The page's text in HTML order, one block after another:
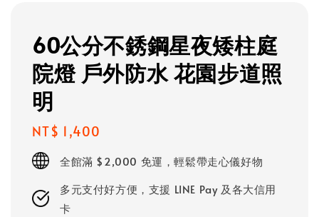
60公分不銹鋼星夜矮柱庭
院燈 戶外防水 花園步道照
明
Regular
price
NT$ 1,400
全館滿 $2,000 免運，輕鬆帶走心儀好物
多元支付好方便，支援 LINE Pay 及各大信用
卡